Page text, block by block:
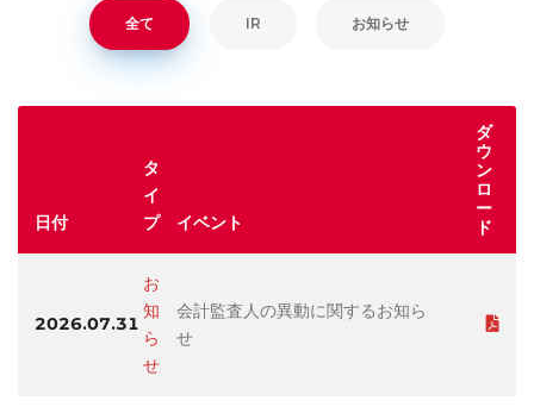
全て IR お知らせ
日付
タ
イ
プ
イベント
ダ
ウ
ン
ロ
ー
ド
2026.07.31
お
知
ら
せ
会計監査人の異動に関するお知ら
せ